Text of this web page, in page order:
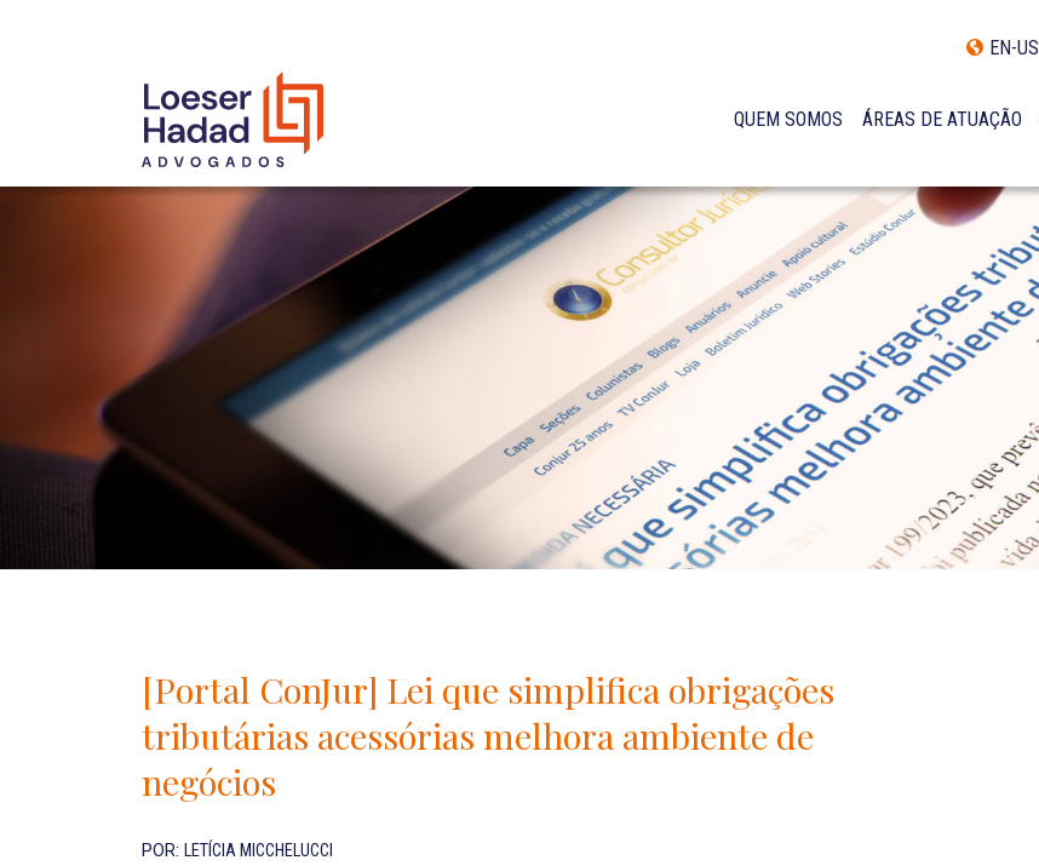
INTERNATIONAL NETWORK
PRÊMIOS
NOSSA EQUIPE
EN-US
QUEM SOMOS
INCLUSÃO E DIVERSIDADE
INTERNATIONAL NETWORK
PRÊMIOS
NOSSA EQUIPE
ÁREAS DE ATUAÇÃO
[Portal ConJur] Lei que simplifica obrigações
tributárias acessórias melhora ambiente de
negócios
POR: LETÍCIA MICCHELUCCI